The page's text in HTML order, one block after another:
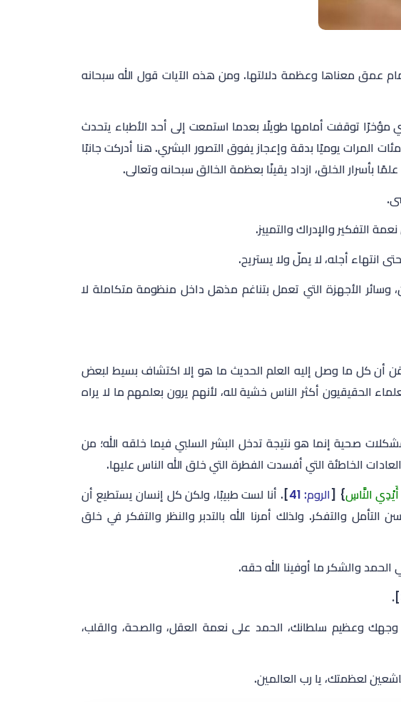
عمق معناها وعظمة دلالتها. ومن هذه الآيات قول الله سبحانه
مؤخرًا توقفت أمامها طويلًا بعدما استمعت إلى أحد الأطباء يتحدث
المرات يوميًا بدقة وإعجاز يفوق التصور البشري. هنا أدركت جانبًا
بأسرار الخلق، ازداد يقينًا بعظمة الخالق سبحانه وتعالى.
التفكير والإدراك والتمييز.
انتهاء أجله، لا يملّ ولا يستريح.
وسائر الأجهزة التي تعمل بتناغم مذهل داخل منظومة متكاملة لا
أن كل ما وصل إليه العلم الحديث ما هو إلا اكتشاف بسيط لبعض
الحقيقيون أكثر الناس خشية لله، لأنهم يرون بعلمهم ما لا يراه
صحية إنما هو نتيجة تدخل البشر السلبي فيما خلقه الله؛ من
الخاطئة التي أفسدت الفطرة التي خلق الله الناس عليها.
النَّاسِ} [الروم: 41
]. أنا لست طبيبًا، ولكن كل إنسان يستطيع أن
والتفكر. ولذلك أمرنا الله بالتدبر والنظر والتفكر في خلق
الحمد والشكر ما أوفينا الله حقه.
].
وجهك وعظيم سلطانك، الحمد على نعمة العقل، والصحة، والقلب،
لعظمتك، يا رب العالمين.